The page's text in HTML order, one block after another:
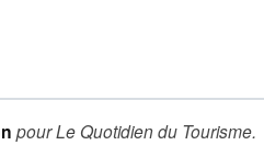
pourLe Quotidien du Tourisme.